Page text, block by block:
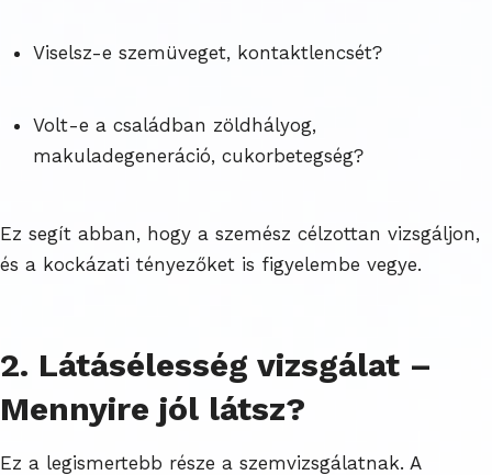
Viselsz-e szemüveget, kontaktlencsét?
Volt-e a családban zöldhályog,
makuladegeneráció, cukorbetegség?
Ez segít abban, hogy a szemész célzottan vizsgáljon,
és a kockázati tényezőket is figyelembe vegye.
2. Látásélesség vizsgálat –
Mennyire jól látsz?
Ez a legismertebb része a szemvizsgálatnak. A